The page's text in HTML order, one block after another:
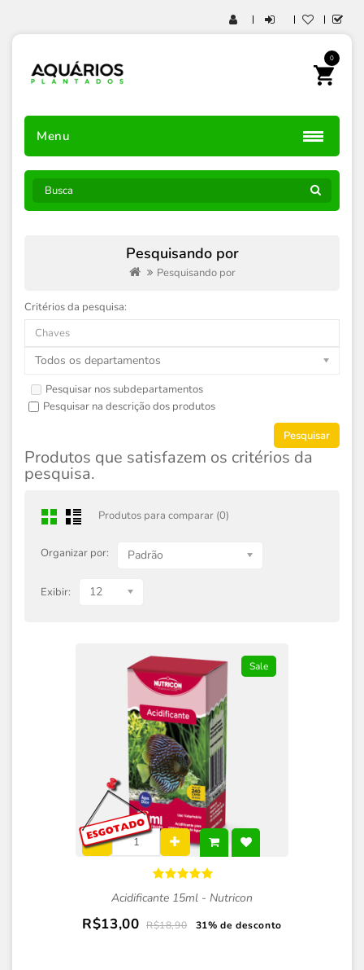
0
Menu
Pesquisando por
Pesquisando por
Critérios da pesquisa:
Todos os departamentos
Pesquisar nos subdepartamentos
Pesquisar na descrição dos produtos
Produtos que satisfazem os critérios da
pesquisa.
Produtos para comparar (0)
Organizar por: Padrão
Exibir: 12
Sale
Acidificante 15ml - Nutricon
R$13,00 R$18,90 31% de desconto